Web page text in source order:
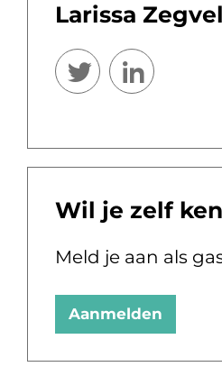
Larissa
Wil je zelf
Meld je aan als
Aanmelden